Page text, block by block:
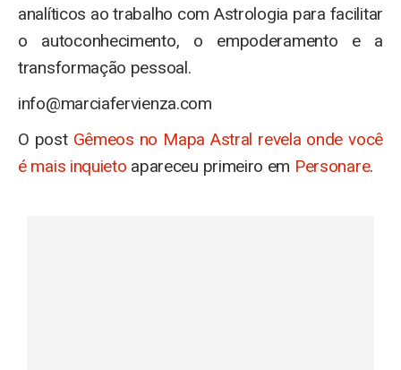
analíticos ao trabalho com Astrologia para facilitar
o autoconhecimento, o empoderamento e a
transformação pessoal.
info@marciafervienza.com
O post Gêmeos no Mapa Astral revela onde você
é mais inquieto apareceu primeiro em Personare.